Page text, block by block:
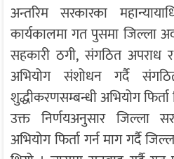
अन्तरिम सरकारका
कार्यकालमा गत पुसमा जिल्ला
सहकारी ठगी, संगठित अपराध र
अभियोग संशोधन गर्दै
शुद्धीकरणसम्बन्धी अभियोग
उक्त निर्णयअनुसार जिल्ला
अभियोग फिर्ता गर्न माग गर्दै